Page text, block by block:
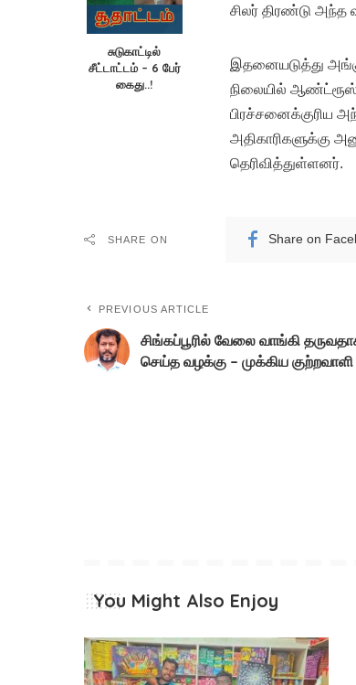
சுடுகாட்டில்
சீட்டாட்டம் – 6 பேர்
கைது..!
சிலர் திரண்டு அந்த
இதனையடுத்து அங்கு
நிலையில்
பிரச்சனைக்குரிய
அதிகாரிகளுக்கு
தெரிவித்துள்ளனர்.
SHARE ON Share on
PREVIOUS ARTICLE
சிங்கப்பூரில் வேலை வாங்கி
செய்த வழக்கு – முக்கிய
You Might Also Enjoy